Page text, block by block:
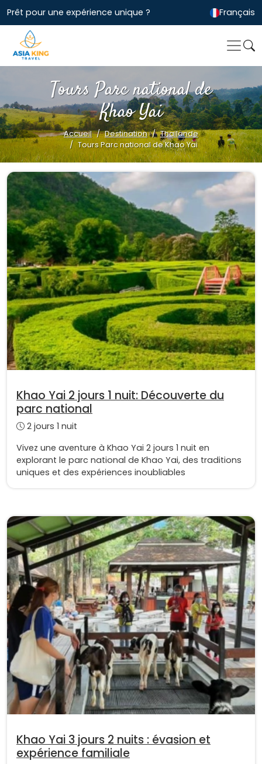
Prêt pour une expérience unique ? Français
Tours Parc national de
Khao Yai
Accueil Destination
Thailande
Tours Parc national de Khao Yai
Khao Yai 2 jours 1 nuit: Découverte du
parc national
2 jours 1 nuit
Vivez une aventure à Khao Yai 2 jours 1 nuit en
explorant le parc national de Khao Yai, des traditions
uniques et des expériences inoubliables
Khao Yai 3 jours 2 nuits : évasion et
expérience familiale